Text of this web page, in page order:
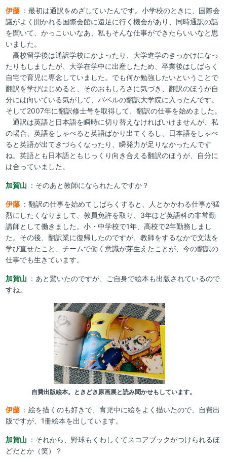
伊藤 ：最初は通訳をめざしていたんです。小学校のときに、国際会
議がよく開かれる国際会館に遠足に行く機会があり、同時通訳の話
を聞いて、かっこいいなあ、私もそんな仕事ができたらいいなと思
いました。
高校留学後は通訳学校にかよったり、大学進学のきっかけになっ
たりもしましたが、大学在学中に出産したため、卒業後はしばらく
自宅で育児に専念していました。でも何か勉強したいということで
翻訳を学びはじめると、そのおもしろさに気づき、翻訳のほうが自
分には向いている気がして、バベルの翻訳大学院に入ったんです。
そして2007年に翻訳修士号を取得して、翻訳の仕事を始めました。
通訳は英語と日本語を瞬時に切り替えなければいけませんが、私
の場合、英語をしゃべると英語ばかり出てくるし、日本語をしゃべ
ると英語が出てきづらくなったり、瞬発力が足りなかったんです
ね。英語とも日本語ともじっくり向き合える翻訳のほうが、自分に
は合っていました。
加賀山 ：そのあと教師になられたんですか？
伊藤 ：翻訳の仕事を始めてしばらくすると、人とかかわる仕事が猛
烈にしたくなりまして、教員免許を取り、3年ほど英語科の非常勤
講師として働きました。小・中学校で1年、高校で2年勤務しまし
た。その後、翻訳業に復帰したのですが、教師をするなかで文法を
学び直せたこと、チームで働く意識が芽生えたことが、今の翻訳の
仕事でも生きています。
加賀山 ：あと驚いたのですが、ご自身で絵本も出版されているので
すね。
自費出版絵本。ときどき原画展と読み聞かせもしています。
伊藤 ：絵を描くのも好きで、育児中に絵をよく描いたので、自費出
版ですが、1冊絵本を出しています。
加賀山 ：それから、野球もくわしくてスコアブックがつけられるほ
どだとか（笑）？